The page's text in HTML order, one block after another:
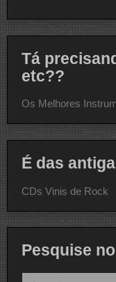
Tá
etc??
Os Melhores
É das
CDs Vinis de Rock
Pesquise